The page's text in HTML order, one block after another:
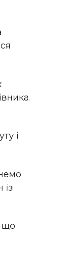
і
що